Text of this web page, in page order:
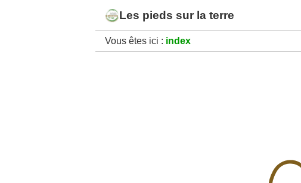
Les pieds sur la terre
Vous êtes ici : index